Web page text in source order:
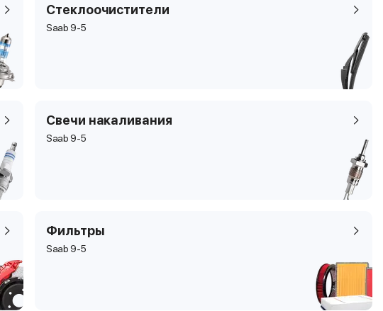
Стеклоочистители
Saab 9-5
Свечи накаливания
Saab 9-5
Фильтры
Saab 9-5